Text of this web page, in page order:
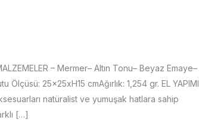
– Mermer– Altın Tonu– Beyaz Emaye–
25x25xH15 cmAğırlık: 1,254 gr. EL YAPIMI
natüralist ve yumuşak hatlara sahip
[…]